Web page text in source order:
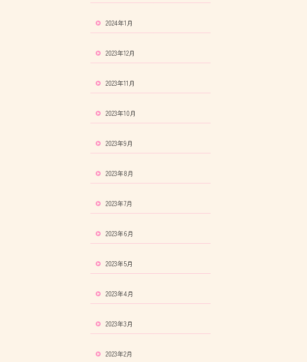
2024年1月
2023年12月
2023年11月
2023年10月
2023年9月
2023年8月
2023年7月
2023年6月
2023年5月
2023年4月
2023年3月
2023年2月